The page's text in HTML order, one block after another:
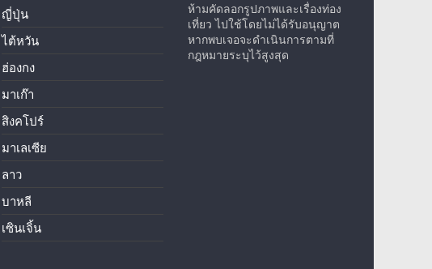
ญี่ปุ่น
ไต้หวัน
ฮ่องกง
มาเก๊า
สิงคโปร์
มาเลเซีย
ลาว
บาหลี
เซินเจิ้น
ห้ามคัดลอกรูปภาพและเรื่องท่อง
เที่ยว ไปใช้โดยไม่ได้รับอนุญาต
หากพบเจอจะดำเนินการตามที่
กฎหมายระบุไว้สูงสุด